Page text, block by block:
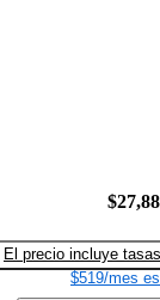
El precio incluye tasas
$519/mes